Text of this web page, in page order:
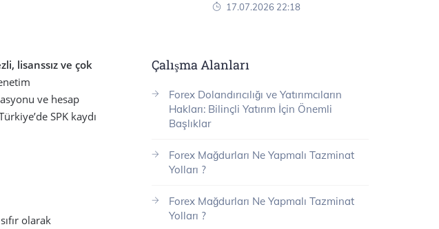
lisanssız ve çok
ve hesap
SPK kaydı
olarak
17.07.2026 22:18
Çalışma Alanları
Forex Dolandırıcılığı ve Yatırımcıların
Hakları: Bilinçli Yatırım İçin Önemli
Başlıklar
Forex Mağdurları Ne Yapmalı Tazminat
Yolları ?
Forex Mağdurları Ne Yapmalı Tazminat
Yolları ?